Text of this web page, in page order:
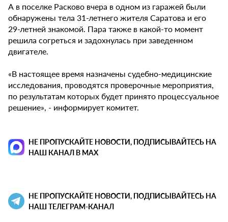
А в поселке Расково вчера в одном из гаражей были
обнаружены тела 31-летнего жителя Саратова и его
29-летней знакомой. Пара также в какой-то момент
решила согреться и задохнулась при заведенном
двигателе.
«В настоящее время назначены судебно-медицинские
исследования, проводятся проверочные мероприятия,
по результатам которых будет принято процессуальное
решение», - информирует комитет.
НЕ ПРОПУСКАЙТЕ НОВОСТИ, ПОДПИСЫВАЙТЕСЬ НА
НАШ КАНАЛ В MAX
НЕ ПРОПУСКАЙТЕ НОВОСТИ, ПОДПИСЫВАЙТЕСЬ НА
НАШ ТЕЛЕГРАМ-КАНАЛ